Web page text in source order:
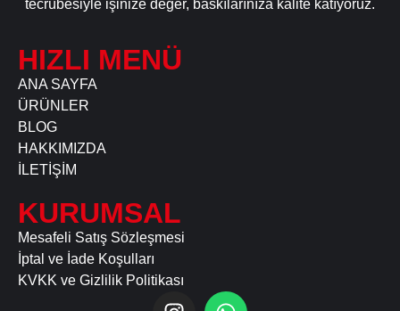
tecrübesiyle işinize değer, baskılarınıza kalite katıyoruz.
HIZLI MENÜ
ANA SAYFA
ÜRÜNLER
BLOG
HAKKIMIZDA
İLETİŞİM
KURUMSAL
Mesafeli Satış Sözleşmesi
İptal ve İade Koşulları
KVKK ve Gizlilik Politikası